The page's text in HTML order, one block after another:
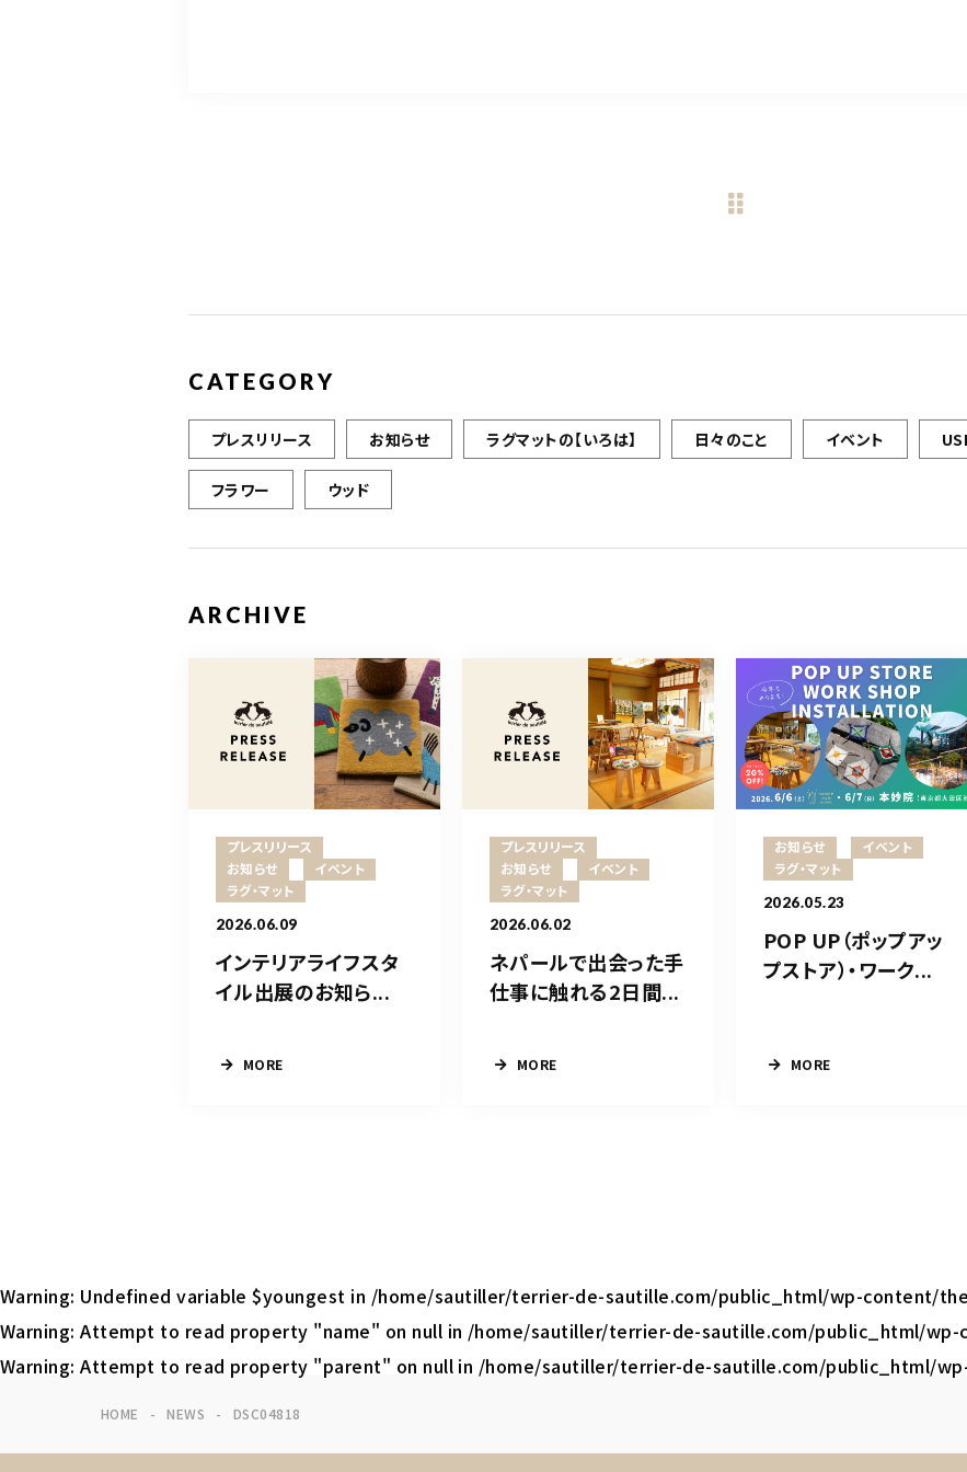
CATEGORY
プレスリリース お知らせ ラグマットの【いろは】 日々のこと イベント
フラワー ウッド
ARCHIVE
プレスリリース
お知らせ
イベント
ラグ・マット
2026.06.09
インテリアライフスタ
イル出展のお知ら...
MORE
プレスリリース
お知らせ
イベント
ラグ・マット
2026.06.02
ネパールで出会った手
仕事に触れる2日間...
MORE
お知らせ
イベント
ラグ・マット
2026.05.23
POP UP（ポップアッ
プストア）・ワーク...
MORE
Warning: Undefined variable $youngest in /home/sautiller/terrier-de-sautille.com/public_html/wp-content/
Warning: Attempt to read property "name" on null in /home/sautiller/terrier-de-sautille.com/public_html/
Warning: Attempt to read property "parent" on null in /home/sautiller/terrier-de-sautille.com/public_html/
HOME NEWS DSC04818